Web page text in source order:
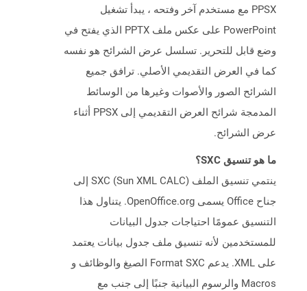
PPSX مع مستخدم آخر وفتحه ، يبدأ تشغيل
PowerPoint على عكس ملف PPTX الذي يفتح في
وضع قابل للتحرير. تسلسل عرض الشرائح هو نفسه
كما في العرض التقديمي الأصلي. ترافق جميع
الشرائح الصور والأصوات وغيرها من الوسائط
المدمجة شرائح العرض التقديمي إلى PPSX أثناء
عرض الشرائح.
ما هو تنسيق SXC؟
ينتمي تنسيق الملف SXC (Sun XML CALC) إلى
جناح Office يسمى OpenOffice.org. يتناول هذا
التنسيق عمومًا احتياجات جدول البيانات
للمستخدمين لأنه تنسيق ملف جدول بيانات يعتمد
على XML. يدعم Format SXC الصيغ والوظائف و
Macros والرسوم البيانية جنبًا إلى جنب مع